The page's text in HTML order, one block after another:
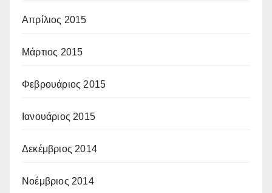
Απρίλιος 2015
Μάρτιος 2015
Φεβρουάριος 2015
Ιανουάριος 2015
Δεκέμβριος 2014
Νοέμβριος 2014